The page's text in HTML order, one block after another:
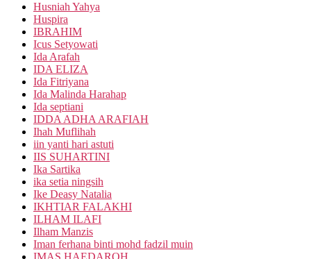
Husniah Yahya
Huspira
IBRAHIM
Icus Setyowati
Ida Arafah
IDA ELIZA
Ida Fitriyana
Ida Malinda Harahap
Ida septiani
IDDA ADHA ARAFIAH
Ihah Muflihah
iin yanti hari astuti
IIS SUHARTINI
Ika Sartika
ika setia ningsih
Ike Deasy Natalia
IKHTIAR FALAKHI
ILHAM ILAFI
Ilham Manzis
Iman ferhana binti mohd fadzil muin
IMAS HAEDAROH